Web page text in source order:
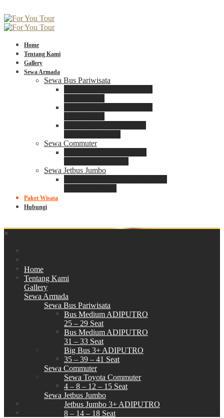
Home
Tentang Kami
Gallery
Sewa Armada
Sewa Bus Pariwisata
Sewa Commuter
Sewa Jetbus Jumbo
Paket Wisata
Hubungi
×
Home
Tentang Kami
Gallery
Sewa Armada
Sewa Bus Pariwisata
Bus Medium ADIPUTRO
25 – 29 Seat
Bus Medium ADIPUTRO
31 – 33 Seat
Big Bus 3+ ADIPUTRO
35 – 39 – 41 Seat
Sewa Commuter
Sewa Toyota Commuter
4 – 8 – 12 – 15 Seat
Sewa Jetbus Jumbo
Jetbus Jumbo 3+ ADIPUTRO
8 – 14 – 18 Seat